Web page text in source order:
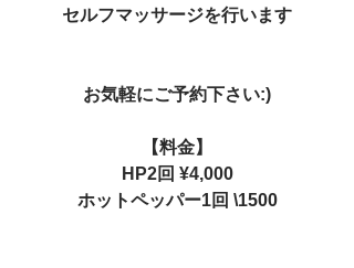
セルフマッサージを行います
お気軽にご予約下さい:)
【料金】
HP2回 ¥4,000
ホットペッパー1回 \1500